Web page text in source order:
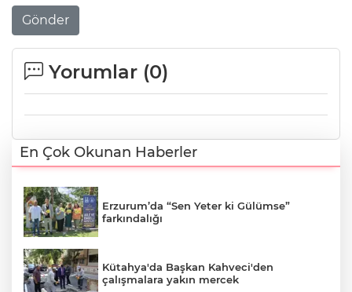
Gönder
Yorumlar (0)
En Çok Okunan Haberler
Erzurum’da “Sen Yeter ki Gülümse”
farkındalığı
Kütahya'da Başkan Kahveci'den
çalışmalara yakın mercek